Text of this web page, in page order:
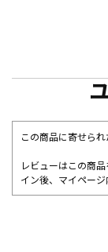
この商品に寄せら
レビューはこの商
イン後、マイページ